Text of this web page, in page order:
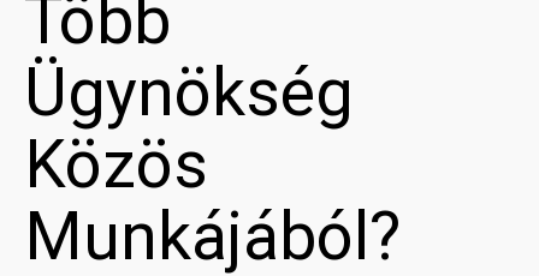
Több
Ügynökség
Közös
Munkájából?